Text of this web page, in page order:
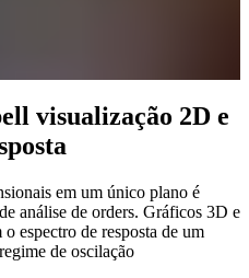
visualização 2D e
em um único plano é
análise de orders. Gráficos 3D e
espectro de resposta de um
de oscilação